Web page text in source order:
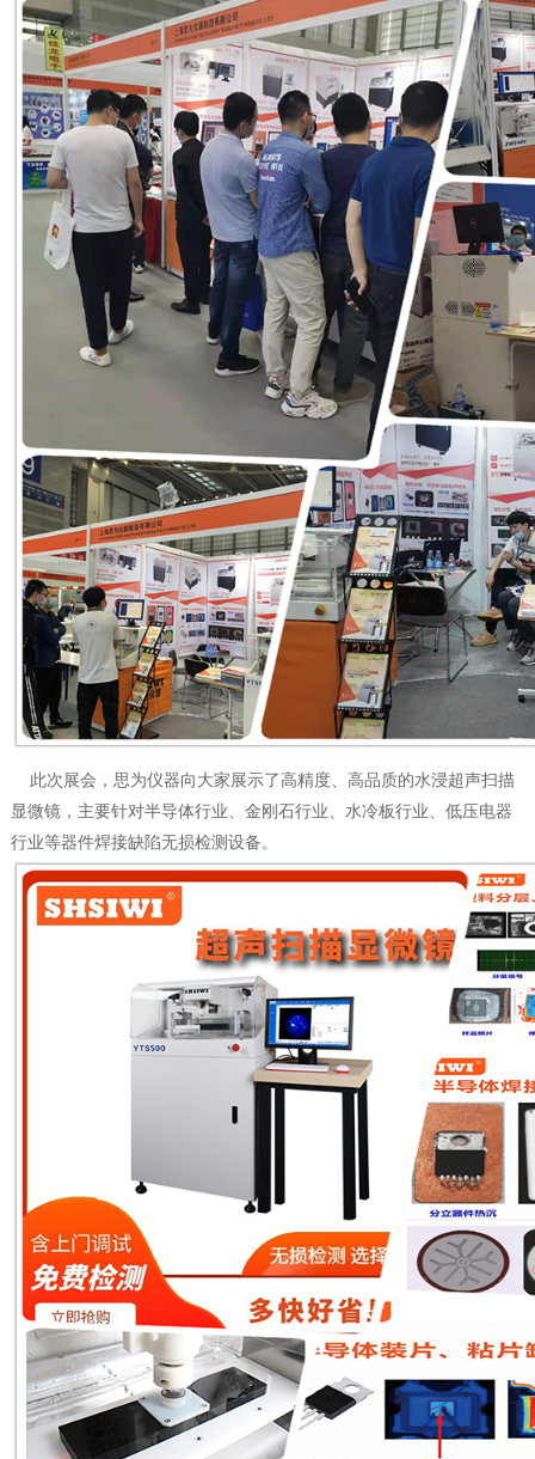
此次展会，思为仪器向大家展示了高精度、高品质的水浸超声扫描
显微镜，主要针对半导体行业、金刚石行业、水冷板行业、低压电器
行业等器件焊接缺陷无损检测设备。